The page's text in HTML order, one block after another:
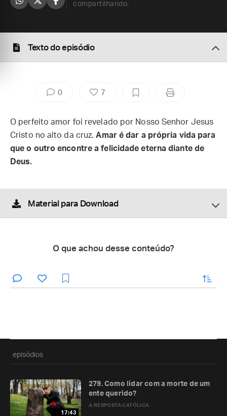
compartilhando.
Texto do episódio
0 7
O perfeito amor foi revelado por Nosso Senhor Jesus
Cristo no alto da cruz.Amar é dar a própria vida para
que o outro encontre a felicidade eterna diante de
Deus.
Material para Download
O que achou desse conteúdo?
enviar
episódios
17:43
A RESPOSTA CATÓLICA
279. Como lidar com a morte de um
ente querido?